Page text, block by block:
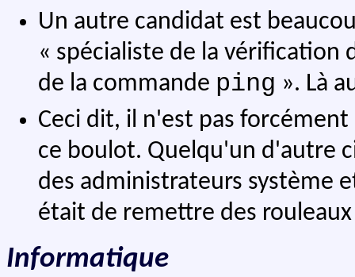
Un autre candidat est
« spécialiste de la vérification
de la commande ping ». Là
Ceci dit, il n'est pas
ce boulot. Quelqu'un d'autre
des administrateurs système
était de remettre des
Informatique